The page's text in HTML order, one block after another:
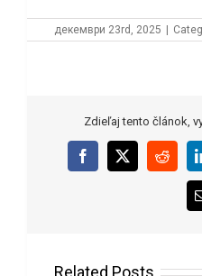
декември 23rd, 2025
Zdieľaj tento článok,
Facebook
X Reddit
Related Posts